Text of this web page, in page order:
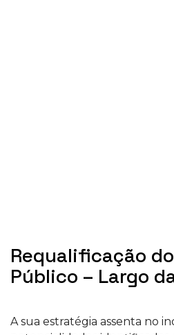
Requalificação
Público – Largo
A sua estratégia assenta no